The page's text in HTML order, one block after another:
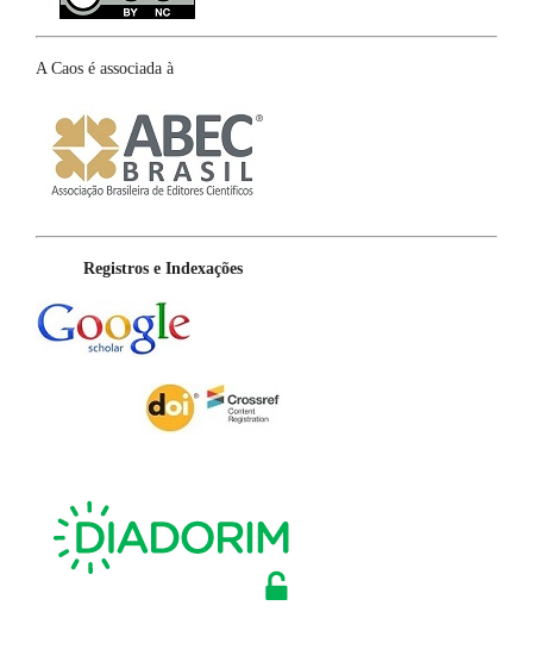
A Caos é associada à
Registros e Indexações